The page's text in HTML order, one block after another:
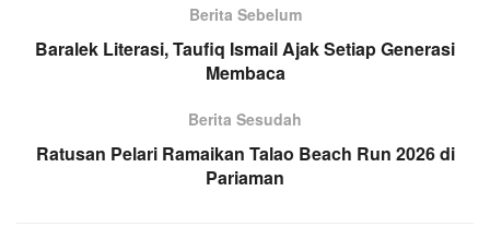
Berita Sebelum
Baralek Literasi, Taufiq Ismail Ajak Setiap Generasi
Membaca
Berita Sesudah
Ratusan Pelari Ramaikan Talao Beach Run 2026 di
Pariaman